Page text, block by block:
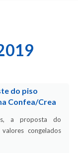
do piso
Confea/Crea
a proposta do
congelados